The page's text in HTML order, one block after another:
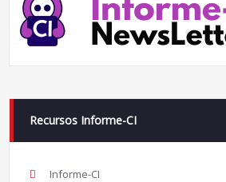
Recursos Informe-CI
Informe-CI